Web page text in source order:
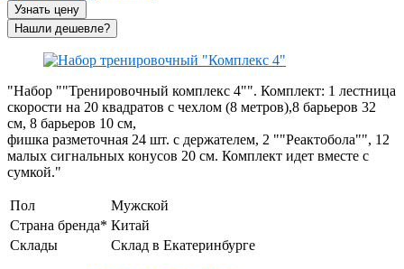
Узнать цену
"Набор ""Тренировочный комплекс 4"". Комплект: 1 лестница
скорости на 20 квадратов с чехлом (8 метров),8 барьеров 32
см, 8 барьеров 10 см,
фишка разметочная 24 шт. с держателем, 2 ""Реактобола"", 12
малых сигнальных конусов 20 см. Комплект идет вместе с
сумкой."
Пол
Мужской
Страна бренда* Китай
Склады
Склад в Екатеринбурге